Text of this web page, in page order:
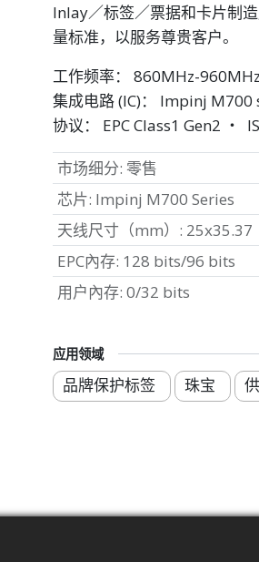
Inlay／标签／票据和卡片制
量标准，以服务尊贵客户。
工作频率： 860MHz-960MHz
集成电路 (IC)： Impinj M700
协议： EPC Class1 Gen2 ‧
应用领域
品牌保护标签 珠宝
市场细分: 零售
芯片: Impinj M700 Series
天线尺寸（mm） : 25x35.37
EPC內存: 128 bits/96 bits
用户內存: 0/32 bits